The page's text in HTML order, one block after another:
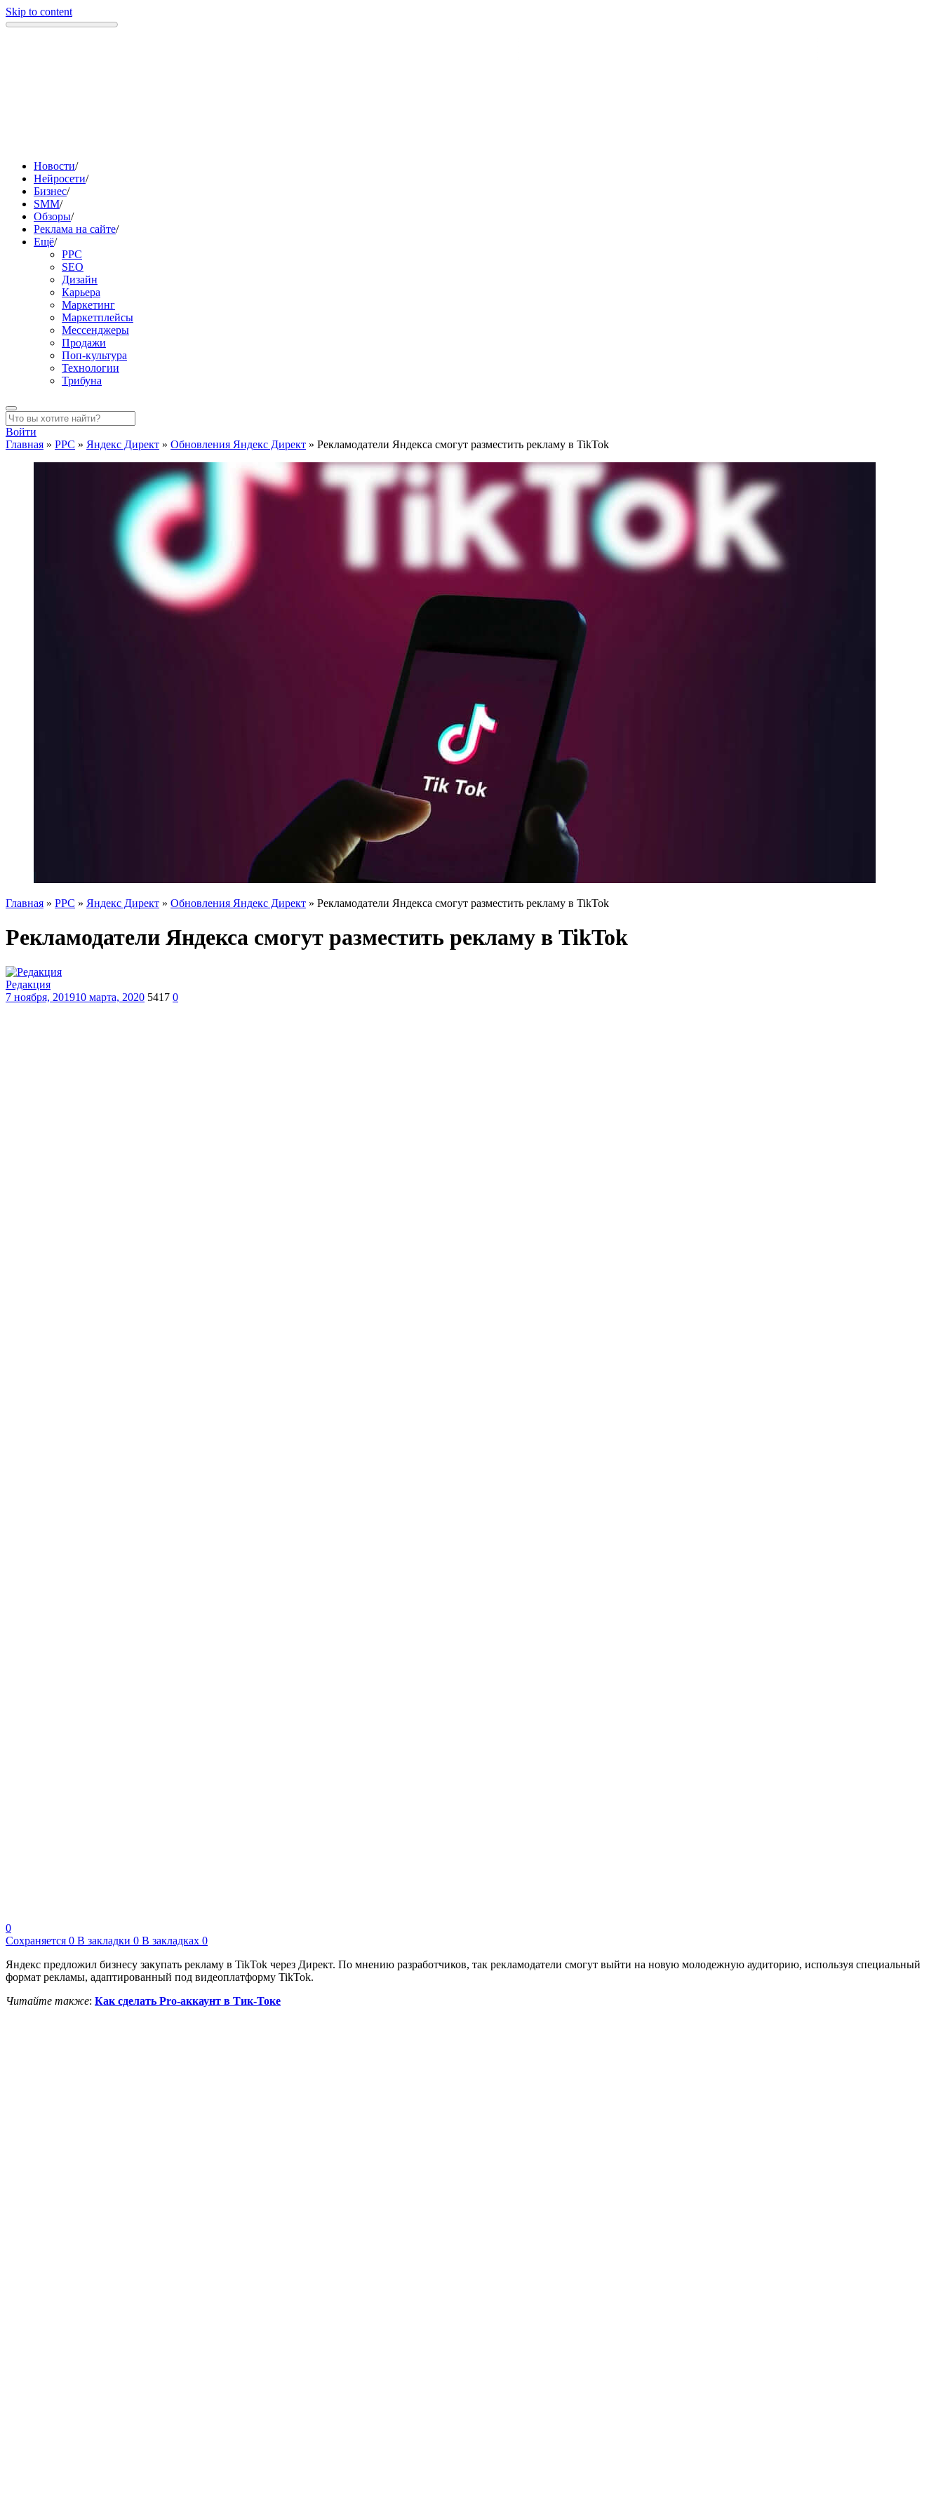
Skip to content
Новости/
Нейросети/
Бизнес/
SMM/
Обзоры/
Реклама на сайте/
Ещё/
PPC
SEO
Дизайн
Карьера
Маркетинг
Маркетплейсы
Мессенджеры
Продажи
Поп-культура
Технологии
Трибуна
Войти
Главная » PPC » Яндекс Директ » Обновления Яндекс Директ » Рекламодатели Яндекса смогут разместить рекламу в TikTok
Главная » PPC » Яндекс Директ » Обновления Яндекс Директ » Рекламодатели Яндекса смогут разместить рекламу в TikTok
Рекламодатели Яндекса смогут разместить рекламу в TikTok
Редакция
7 ноября, 201910 марта, 2020 5417 0
0
Сохраняется 0 В закладки 0 В закладках 0
Яндекс предложил бизнесу закупать рекламу в TikTok через Директ. По мнению разработчиков, так рекламодатели смогут выйти на новую молодежную аудиторию, используя специальный
формат рекламы, адаптированный под видеоплатформу TikTok.
Читайте также: Как сделать Pro-аккаунт в Тик-Токе